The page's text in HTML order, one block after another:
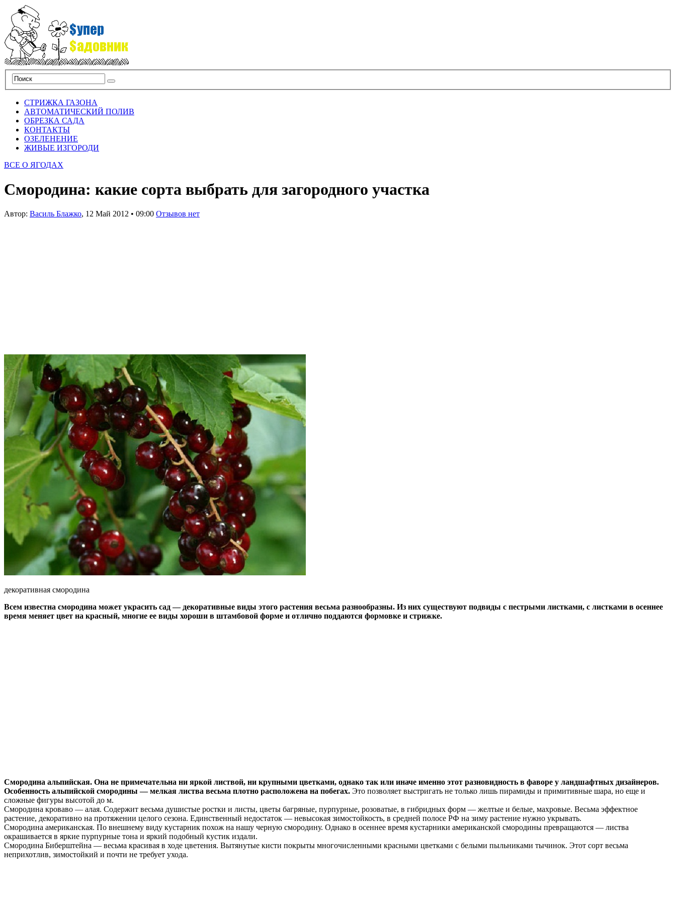
СТРИЖКА ГАЗОНА
АВТОМАТИЧЕСКИЙ ПОЛИВ
ОБРЕЗКА САДА
КОНТАКТЫ
ОЗЕЛЕНЕНИЕ
ЖИВЫЕ ИЗГОРОДИ
ВСЕ О ЯГОДАХ
Смородина: какие сорта выбрать для загородного участка
Автор: Василь Блажко, 12 Май 2012 • 09:00 Отзывов нет
декоративная смородина
Всем известна смородина может украсить сад — декоративные виды этого растения весьма разнообразны. Из них существуют подвиды с пестрыми листками, с листками в осеннее
время меняет цвет на красный, многие ее виды хороши в штамбовой форме и отлично поддаются формовке и стрижке.
Смородина альпийская. Она не примечательна ни яркой листвой, ни крупными цветками, однако так или иначе именно этот разновидность в фаворе у ландшафтных дизайнеров.
Особенность альпийской смородины — мелкая листва весьма плотно расположена на побегах. Это позволяет выстригать не только лишь пирамиды и примитивные шара, но еще и
сложные фигуры высотой до м.
Смородина кроваво — алая. Содержит весьма душистые ростки и листы, цветы багряные, пурпурные, розоватые, в гибридных форм — желтые и белые, махровые. Весьма эффектное
растение, декоративно на протяжении целого сезона. Единственный недостаток — невысокая зимостойкость, в средней полосе РФ на зиму растение нужно укрывать.
Смородина американская. По внешнему виду кустарник похож на нашу черную смородину. Однако в осеннее время кустарники американской смородины превращаются — листва
окрашивается в яркие пурпурные тона и яркий подобный кустик издали.
Смородина Биберштейна — весьма красивая в ходе цветения. Вытянутые кисти покрыты многочисленными красными цветками с белыми пыльниками тычинок. Этот сорт весьма
неприхотлив, зимостойкий и почти не требует ухода.